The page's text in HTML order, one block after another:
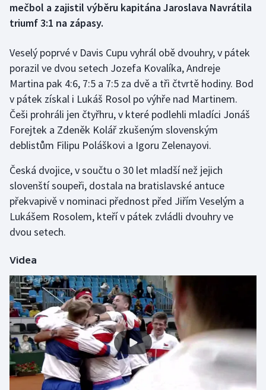
Florbal
Golf
Gymnastika
Házená
Judo
Krasobruslení
Moderní pětiboj
Motorsport
Olympijské hry
Parasport
mečbol a zajistil výběru kapitána Jaroslava Navrátila
triumf 3:1 na zápasy.
Veselý poprvé v Davis Cupu vyhrál obě dvouhry, v pátek
porazil ve dvou setech Jozefa Kovalíka, Andreje
Martina pak 4:6, 7:5 a 7:5 za dvě a tři čtvrtě hodiny. Bod
v pátek získal i Lukáš Rosol po výhře nad Martinem.
Češi prohráli jen čtyřhru, v které podlehli mladíci Jonáš
Forejtek a Zdeněk Kolář zkušeným slovenským
deblistům Filipu Poláškovi a Igoru Zelenayovi.
Česká dvojice, v součtu o 30 let mladší než jejich
slovenští soupeři, dostala na bratislavské antuce
překvapivě v nominaci přednost před Jiřím Veselým a
Lukášem Rosolem, kteří v pátek zvládli dvouhry ve
dvou setech.
Videa